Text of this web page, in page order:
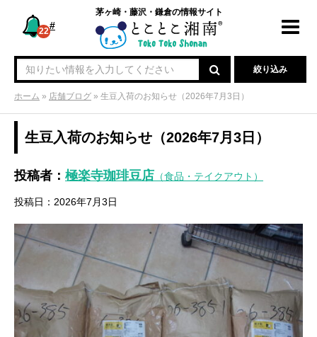
#
22
茅ヶ崎・藤沢・鎌倉の情報サイト
絞り込み
ホーム » 店舗ブログ » 生豆入荷のお知らせ（2026年7月3日）
生豆入荷のお知らせ（2026年7月3日）
投稿者： 極楽寺珈琲豆店 （食品・テイクアウト）
投稿日：2026年7月3日